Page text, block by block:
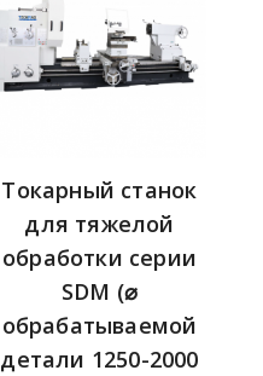
Токарный станок
для тяжелой
обработки серии
SDM (⌀
обрабатываемой
детали 1250-2000